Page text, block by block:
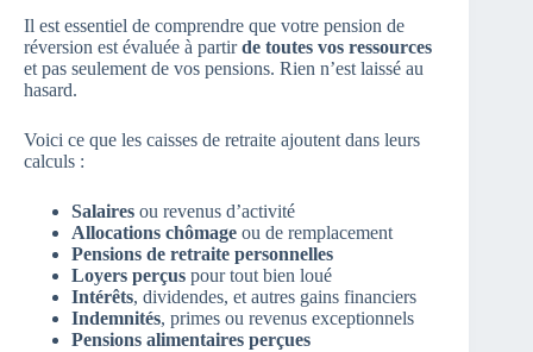
Il est essentiel de comprendre que votre pension de
réversion est évaluée à partirde toutes vos ressources
et pas seulement de vos pensions. Rien n’est laissé au
hasard.
Voici ce que les caisses de retraite ajoutent dans leurs
calculs :
Salaires ou revenus d’activité
Allocations chômage ou de remplacement
Pensions de retraite personnelles
Loyers perçus pour tout bien loué
Intérêts, dividendes, et autres gains financiers
Indemnités, primes ou revenus exceptionnels
Pensions alimentaires perçues